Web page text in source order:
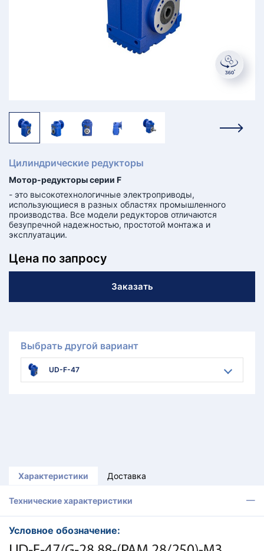
Цилиндрические редукторы
Мотор-редукторы серии F
- это высокотехнологичные электроприводы,
использующиеся в разных областях промышленного
производства. Все модели редукторов отличаются
безупречной надежностью, простотой монтажа и
эксплуатации.
Цена по запросу
Заказать
Выбрать другой вариант
UD-F-47
Характеристики Доставка
Технические характеристики
Условное обозначение: